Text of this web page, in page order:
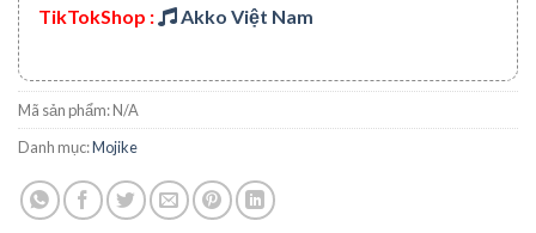
TikTokShop :
Akko Việt Nam
Mã sản phẩm:N/A
Danh mục:Mojike